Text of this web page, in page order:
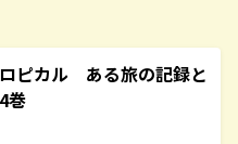
ピカル ある旅の記録と
巻